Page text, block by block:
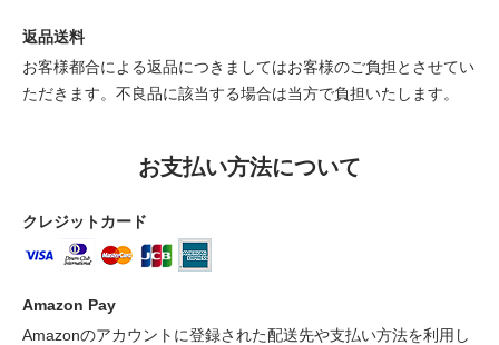
返品送料
お客様都合による返品につきましてはお客様のご負担とさせてい
ただきます。不良品に該当する場合は当方で負担いたします。
お支払い方法について
クレジットカード
Amazon Pay
Amazonのアカウントに登録された配送先や支払い方法を利用し